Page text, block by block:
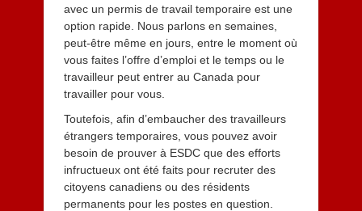
avec un permis de travail temporaire est une
option rapide. Nous parlons en semaines,
peut-être même en jours, entre le moment où
vous faites l’offre d’emploi et le temps ou le
travailleur peut entrer au Canada pour
travailler pour vous.
Toutefois, afin d’embaucher des travailleurs
étrangers temporaires, vous pouvez avoir
besoin de prouver à ESDC que des efforts
infructueux ont été faits pour recruter des
citoyens canadiens ou des résidents
permanents pour les postes en question.